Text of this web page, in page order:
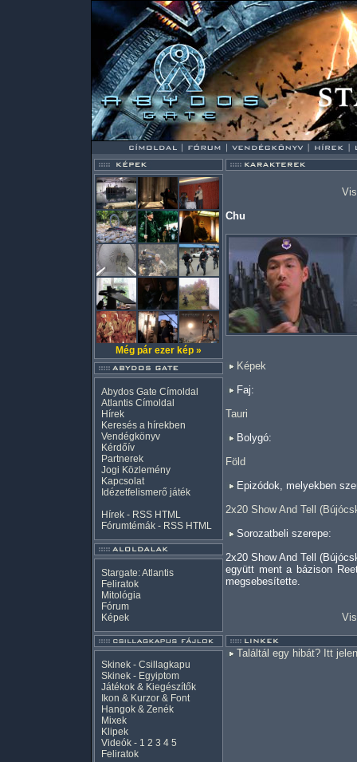
Még pár ezer kép »
Abydos Gate Címoldal
Atlantis Címoldal
Hírek
Keresés a hírekben
Vendégkönyv
Kérdőív
Partnerek
Jogi Közlemény
Kapcsolat
Idézetfelismerő játék
Hírek - RSS HTML
Fórumtémák - RSS HTML
Stargate: Atlantis
Feliratok
Mitológia
Fórum
Képek
Skinek - Csillagkapu
Skinek - Egyiptom
Játékok & Kiegészítők
Ikon & Kurzor & Font
Hangok & Zenék
Mixek
Klipek
Videók - 1 2 3 4 5
Feliratok
Chu
Képek
Faj:
Tauri
Bolygó:
Föld
Epizódok, melyekben
2x20 Show And Tell
Sorozatbeli szerepe:
2x20 Show And Tell
együtt ment a bázison
megsebesítette.
Találtál egy hibát? Itt